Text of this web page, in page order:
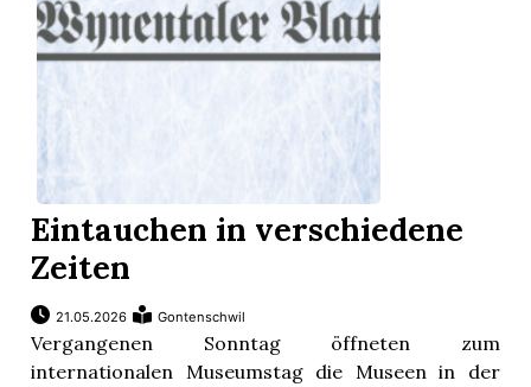
Eintauchen in verschiedene
Zeiten
21.05.2026 Gontenschwil
Vergangenen Sonntag öffneten zum
internationalen Museumstag die Museen in der